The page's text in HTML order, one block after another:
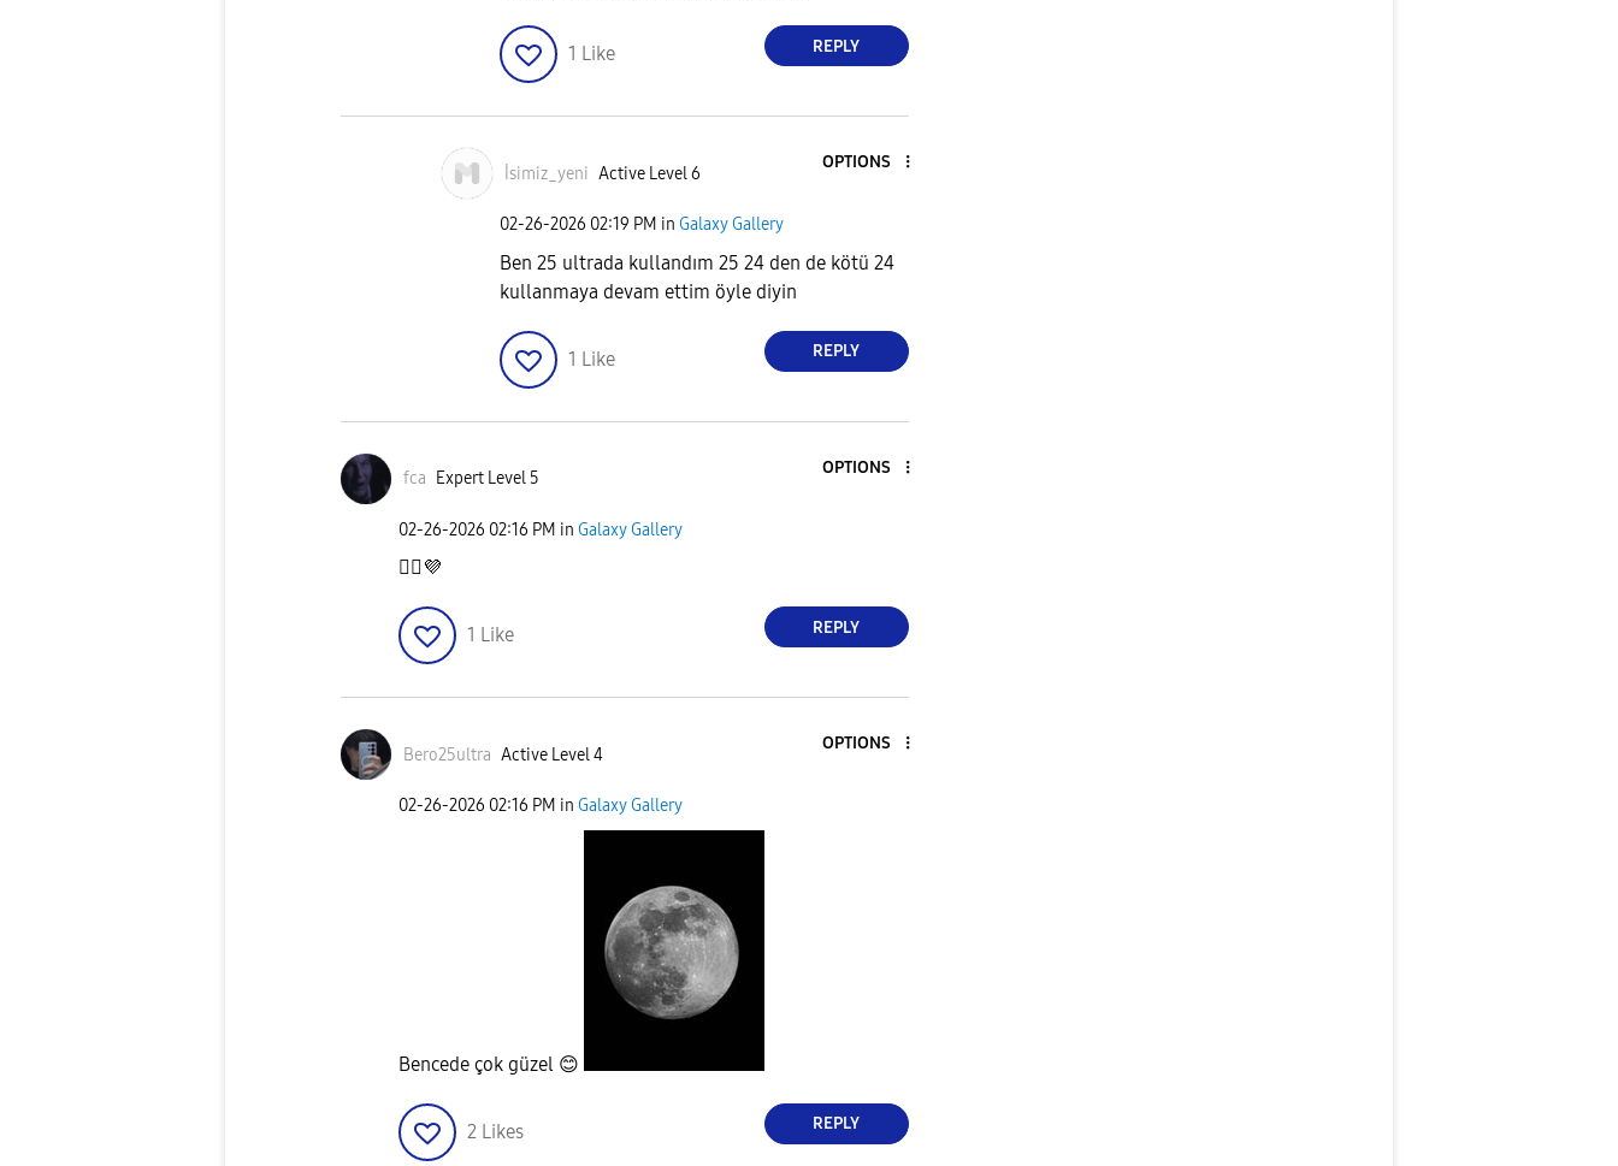
1 Like REPLY
İsimiz_yeni Active Level 6
OPTIONS
‎02-26-2026 02:19 PM in Galaxy Gallery
Ben 25 ultrada kullandım 25 24 den de kötü 24
kullanmaya devam ettim öyle diyin
1 Like REPLY
fca Expert Level 5
OPTIONS
‎02-26-2026 02:16 PM in Galaxy Gallery
👍🏻 💜
1 Like REPLY
Bero25ultra Active Level 4
OPTIONS
‎02-26-2026 02:16 PM in Galaxy Gallery
Bencede çok güzel 😊
2 Likes REPLY